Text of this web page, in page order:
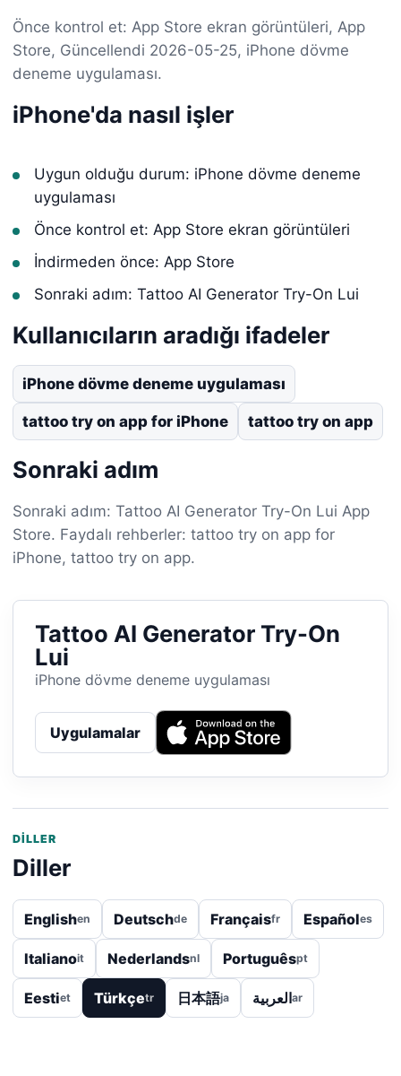
Önce kontrol et: App Store ekran görüntüleri, App
Store, Güncellendi 2026-05-25, iPhone dövme
deneme uygulaması.
iPhone'da nasıl işler
Uygun olduğu durum: iPhone dövme deneme
uygulaması
Önce kontrol et: App Store ekran görüntüleri
İndirmeden önce: App Store
Sonraki adım: Tattoo AI Generator Try-On Lui
Kullanıcıların aradığı ifadeler
iPhone dövme deneme uygulaması
tattoo try on app for iPhone tattoo try on app
Sonraki adım
Sonraki adım: Tattoo AI Generator Try-On Lui App
Store. Faydalı rehberler: tattoo try on app for
iPhone, tattoo try on app.
Tattoo AI Generator Try-On
Lui
iPhone dövme deneme uygulaması
Uygulamalar
DILLER
Diller
Englishen Deutschde Françaisfr Españoles
Italianoit Nederlandsnl Portuguêspt
Eestiet Türkçetr 日本語ja العربيةar